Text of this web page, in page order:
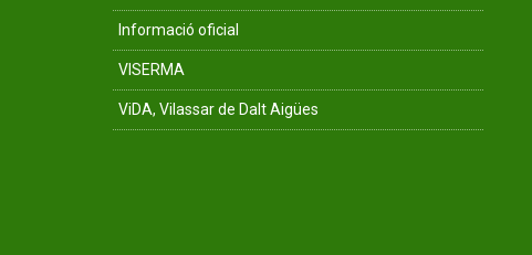
Informació oficial
VISERMA
ViDA, Vilassar de Dalt Aigües